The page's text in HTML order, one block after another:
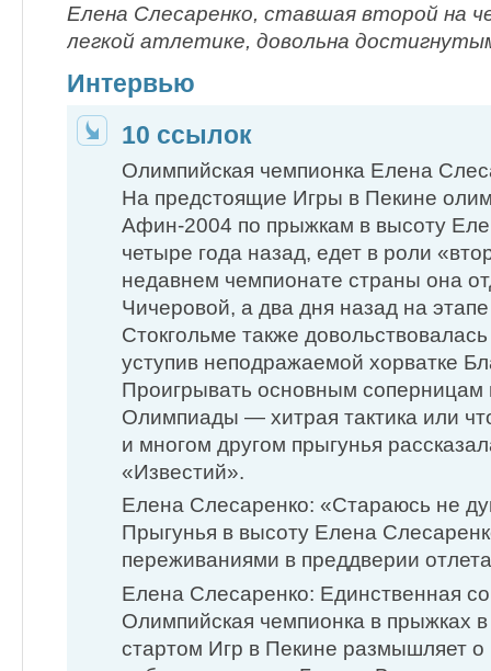
Елена Слесаренко, ставшая второй на
легкой атлетике, довольна
Интервью
10 ссылок
Олимпийская чемпионка Елена
На предстоящие Игры в Пекине
Афин-2004 по прыжкам в высоту
четыре года назад, едет в роли
недавнем чемпионате страны она
Чичеровой, а два дня назад на
Стокгольме также
уступив неподражаемой хорватке
Проигрывать основным соперницам
Олимпиады — хитрая тактика или
и многом другом прыгунья
«Известий».
Елена Слесаренко: «Стараюсь не
Прыгунья в высоту Елена
переживаниями в преддверии
Елена Слесаренко: Единственная
Олимпийская чемпионка в прыжках
стартом Игр в Пекине размышляет о